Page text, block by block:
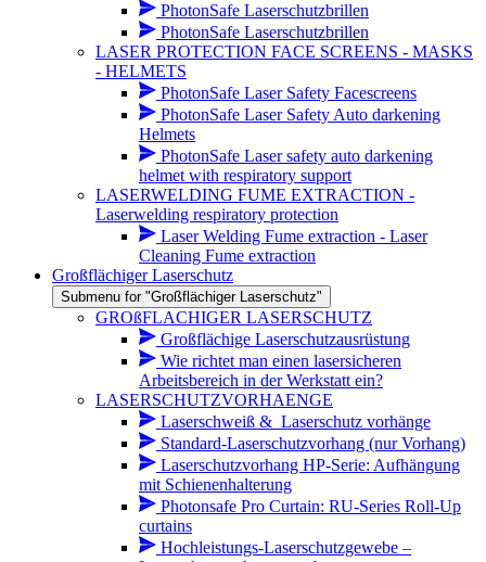
PhotonSafe Laserschutzbrillen
PhotonSafe Laserschutzbrillen
LASER PROTECTION FACE SCREENS - MASKS
- HELMETS
PhotonSafe Laser Safety Facescreens
PhotonSafe Laser Safety Auto darkening
Helmets
PhotonSafe Laser safety auto darkening
helmet with respiratory support
LASERWELDING FUME EXTRACTION -
Laserwelding respiratory protection
Laser Welding Fume extraction - Laser
Cleaning Fume extraction
Großflächiger Laserschutz
Submenu for "Großflächiger Laserschutz"
GROßFLACHIGER LASERSCHUTZ
Großflächige Laserschutzausrüstung
Wie richtet man einen lasersicheren
Arbeitsbereich in der Werkstatt ein?
LASERSCHUTZVORHAENGE
Laserschweiß &_Laserschutz vorhänge
Standard-Laserschutzvorhang (nur Vorhang)
Laserschutzvorhang HP-Serie: Aufhängung
mit Schienenhalterung
Photonsafe Pro Curtain: RU-Series Roll-Up
curtains
Hochleistungs-Laserschutzgewebe –